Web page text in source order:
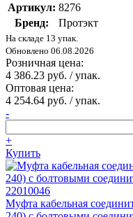
Артикул: 8276
Бренд:
Протэкт
На складе 13 упак.
Обновлено 06.08.2026
Розничная цена:
4 386.23 руб. / упак.
Оптовая цена:
4 254.64 руб. / упак.
-
+
Купить
Муфта кабельная